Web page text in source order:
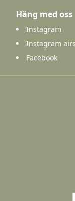
Häng med oss
Instagram
Instagram
Facebook